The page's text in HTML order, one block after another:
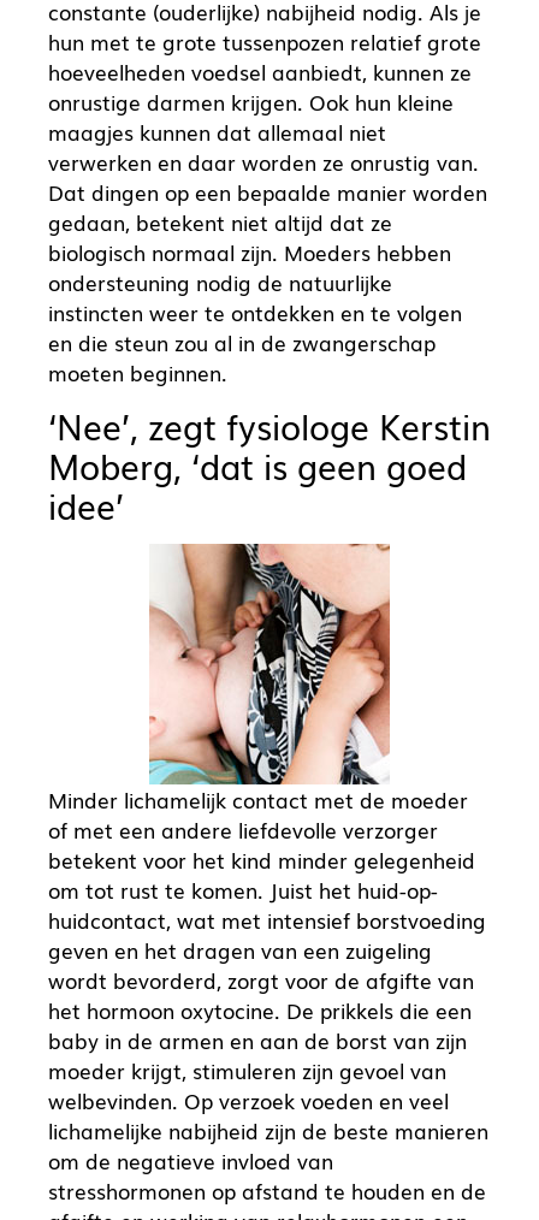
constante (ouderlijke) nabijheid nodig. Als je
hun met te grote tussenpozen relatief grote
hoeveelheden voedsel aanbiedt, kunnen ze
onrustige darmen krijgen. Ook hun kleine
maagjes kunnen dat allemaal niet
verwerken en daar worden ze onrustig van.
Dat dingen op een bepaalde manier worden
gedaan, betekent niet altijd dat ze
biologisch normaal zijn. Moeders hebben
ondersteuning nodig de natuurlijke
instincten weer te ontdekken en te volgen
en die steun zou al in de zwangerschap
moeten beginnen.
‘Nee’, zegt fysiologe Kerstin
Moberg, ‘dat is geen goed
idee’
Minder lichamelijk contact met de moeder
of met een andere liefdevolle verzorger
betekent voor het kind minder gelegenheid
om tot rust te komen. Juist het huid-op-
huidcontact, wat met intensief borstvoeding
geven en het dragen van een zuigeling
wordt bevorderd, zorgt voor de afgifte van
het hormoon oxytocine. De prikkels die een
baby in de armen en aan de borst van zijn
moeder krijgt, stimuleren zijn gevoel van
welbevinden. Op verzoek voeden en veel
lichamelijke nabijheid zijn de beste manieren
om de negatieve invloed van
stresshormonen op afstand te houden en de